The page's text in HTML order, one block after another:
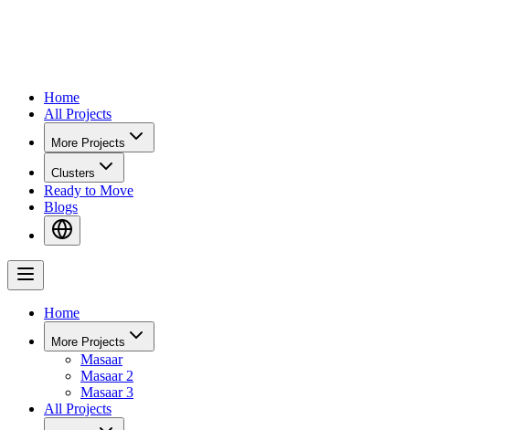
Home
All Projects
More Projects
Clusters
Ready to Move
Blogs
Home
More Projects
Masaar
Masaar 2
Masaar 3
All Projects